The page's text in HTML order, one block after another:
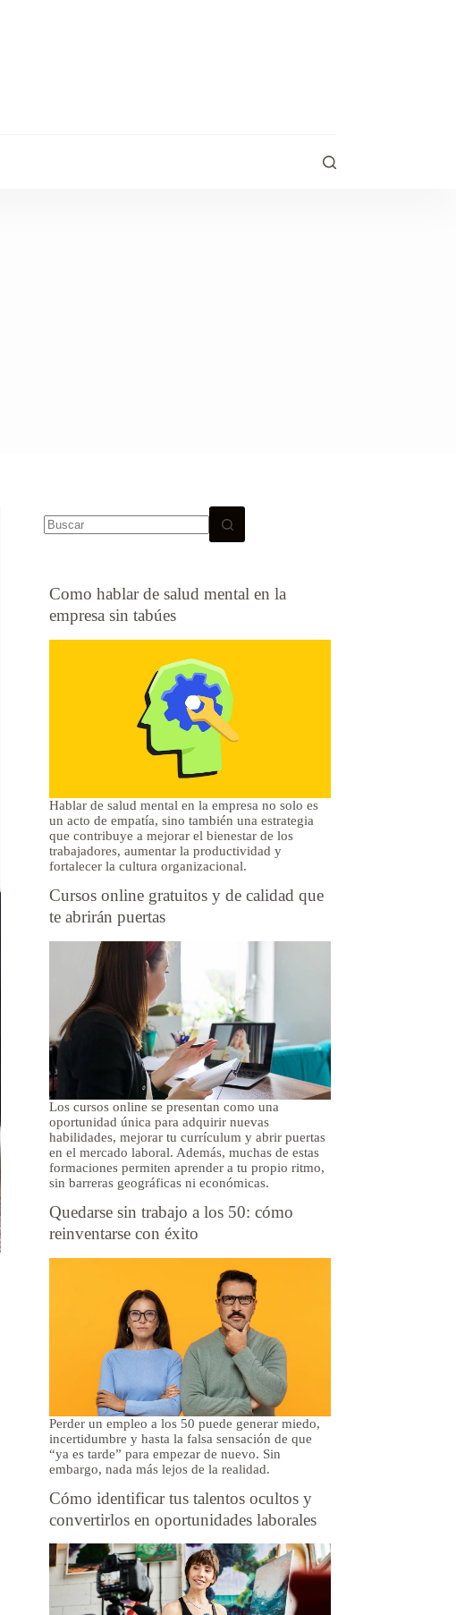
Como hablar de salud mental en la
empresa sin tabúes
Hablar de salud mental en la empresa no solo es
un acto de empatía, sino también una estrategia
que contribuye a mejorar el bienestar de los
trabajadores, aumentar la productividad y
fortalecer la cultura organizacional.
Cursos online gratuitos y de calidad que
te abrirán puertas
Los cursos online se presentan como una
oportunidad única para adquirir nuevas
habilidades, mejorar tu currículum y abrir puertas
en el mercado laboral. Además, muchas de estas
formaciones permiten aprender a tu propio ritmo,
sin barreras geográficas ni económicas.
Quedarse sin trabajo a los 50: cómo
reinventarse con éxito
Perder un empleo a los 50 puede generar miedo,
incertidumbre y hasta la falsa sensación de que
“ya es tarde” para empezar de nuevo. Sin
embargo, nada más lejos de la realidad.
Cómo identificar tus talentos ocultos y
convertirlos en oportunidades laborales